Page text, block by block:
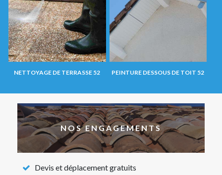
NETTOYAGE DE TERRASSE 52 PEINTURE DESSOUS DE TOIT 52
NOS ENGAGEMENTS
Devis et déplacement gratuits